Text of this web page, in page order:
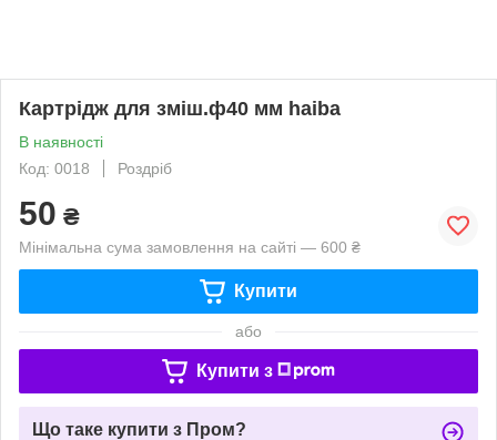
Картрідж для зміш.ф40 мм haiba
В наявності
Код: 0018
Роздріб
50 ₴
Мінімальна сума замовлення на сайті — 600 ₴
Купити
або
Купити з
Що таке купити з Пром?